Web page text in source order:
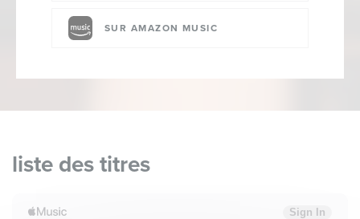
SUR AMAZON MUSIC
liste des titres